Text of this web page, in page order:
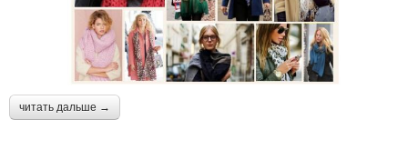
читать дальше →